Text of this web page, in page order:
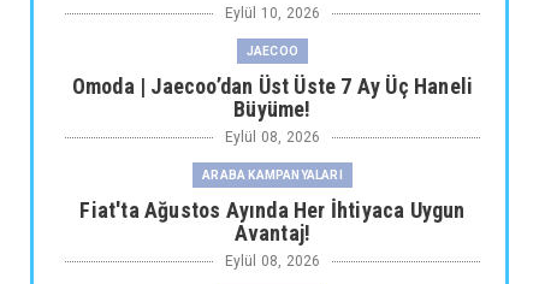
Eylül 10, 2026
JAECOO
Omoda | Jaecoo’dan Üst Üste 7 Ay Üç Haneli
Büyüme!
Eylül 08, 2026
ARABA KAMPANYALARI
Fiat'ta Ağustos Ayında Her İhtiyaca Uygun
Avantaj!
Eylül 08, 2026